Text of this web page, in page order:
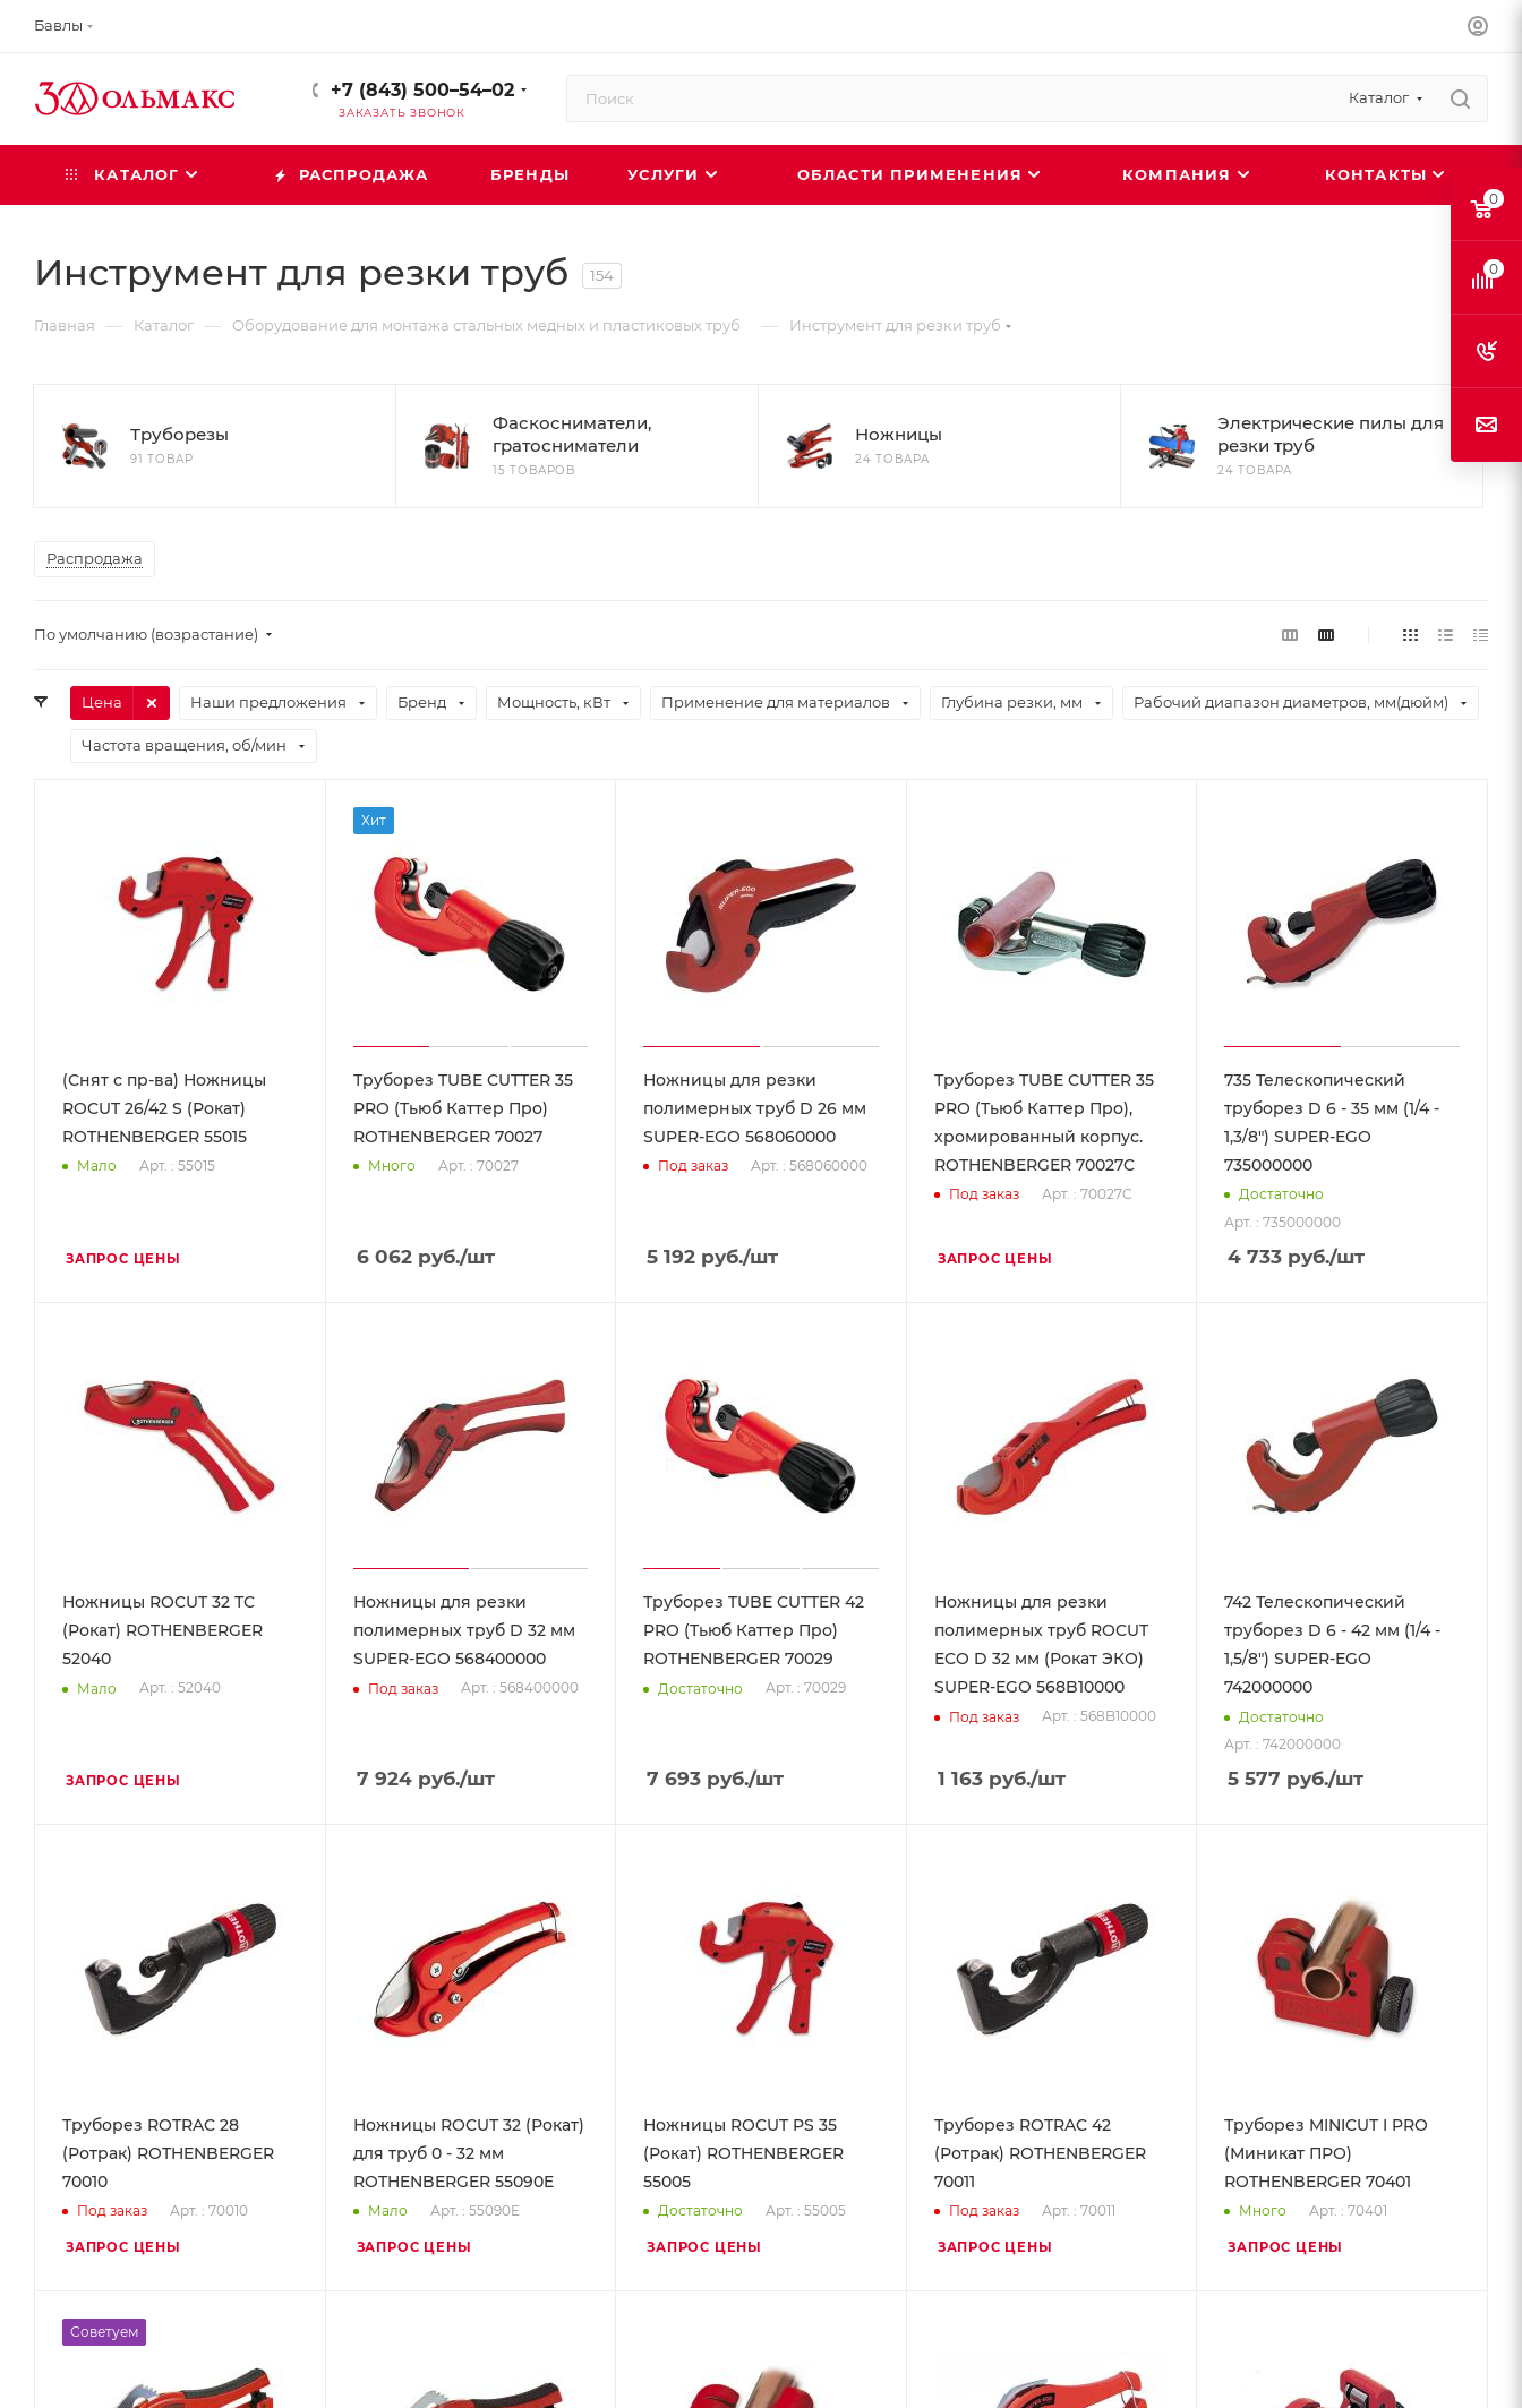
Бавлы
+7 (843) 500–54–02
ЗАКАЗАТЬ ЗВОНОК
Каталог
КАТАЛОГ РАСПРОДАЖА БРЕНДЫ УСЛУГИ ОБЛАСТИ ПРИМЕНЕНИЯ КОМПАНИЯ КОНТАКТЫ
Инструмент для резки труб 154
Главная — Каталог — Оборудование для монтажа стальных медных и пластиковых труб — Инструмент для резки труб
Труборезы
91 ТОВАР
Фаскосниматели,
гратосниматели
15 ТОВАРОВ
Ножницы
24 ТОВАРА
Электрические пилы для
резки труб
24 ТОВАРА
Распродажа
По умолчанию (возрастание)
Цена Наши предложения Бренд Мощность, кВт Применение для материалов Глубина резки, мм Рабочий диапазон диаметров, мм(дюйм)
Частота вращения, об/мин
(Снят с пр-ва) Ножницы
ROCUT 26/42 S (Рокат)
ROTHENBERGER 55015
Мало Арт. : 55015
ЗАПРОС ЦЕНЫ
Хит
Труборез TUBE CUTTER 35
PRO (Тьюб Каттер Про)
ROTHENBERGER 70027
Много Арт. : 70027
6 062руб./шт
Ножницы для резки
полимерных труб D 26 мм
SUPER-EGO 568060000
Под заказ Арт. : 568060000
5 192 руб./шт
Труборез TUBE CUTTER 35
PRO (Тьюб Каттер Про),
хромированный корпус.
ROTHENBERGER 70027C
Под заказ Арт. : 70027C
ЗАПРОС ЦЕНЫ
735 Телескопический
труборез D 6 - 35 мм (1/4 -
1,3/8") SUPER-EGO
735000000
Достаточно
Арт. : 735000000
4 733 руб./шт
Ножницы ROCUT 32 ТС
(Рокат) ROTHENBERGER
52040
Мало Арт. : 52040
ЗАПРОС ЦЕНЫ
Ножницы для резки
полимерных труб D 32 мм
SUPER-EGO 568400000
Под заказ Арт. : 568400000
7 924руб./шт
Труборез TUBE CUTTER 42
PRO (Тьюб Каттер Про)
ROTHENBERGER 70029
Достаточно Арт. : 70029
7 693 руб./шт
Ножницы для резки
полимерных труб ROCUT
ECO D 32 мм (Рокат ЭКО)
SUPER-EGO 568B10000
Под заказ Арт. : 568B10000
1 163руб./шт
742 Телескопический
труборез D 6 - 42 мм (1/4 -
1,5/8") SUPER-EGO
742000000
Достаточно
Арт. : 742000000
5 577 руб./шт
Труборез ROTRAC 28
(Ротрак) ROTHENBERGER
70010
Под заказ Арт. : 70010
ЗАПРОС ЦЕНЫ
Ножницы ROCUT 32 (Рокат)
для труб 0 - 32 мм
ROTHENBERGER 55090E
Мало Арт. : 55090E
ЗАПРОС ЦЕНЫ
Ножницы ROCUT PS 35
(Рокат) ROTHENBERGER
55005
Достаточно Арт. : 55005
ЗАПРОС ЦЕНЫ
Труборез ROTRAC 42
(Ротрак) ROTHENBERGER
70011
Под заказ Арт. : 70011
ЗАПРОС ЦЕНЫ
Труборез MINICUT I PRO
(Миникат ПРО)
ROTHENBERGER 70401
Много Арт. : 70401
ЗАПРОС ЦЕНЫ
Советуем
0
0